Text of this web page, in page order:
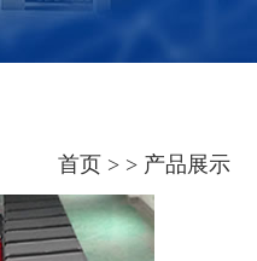
首页 > > 产品展示